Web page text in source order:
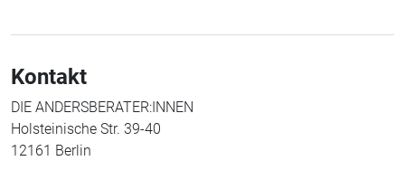
Kontakt
DIE ANDERSBERATER:INNEN
Holsteinische Str. 39-40
12161 Berlin